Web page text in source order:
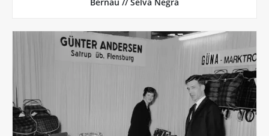
Más de Andersen-Shopper